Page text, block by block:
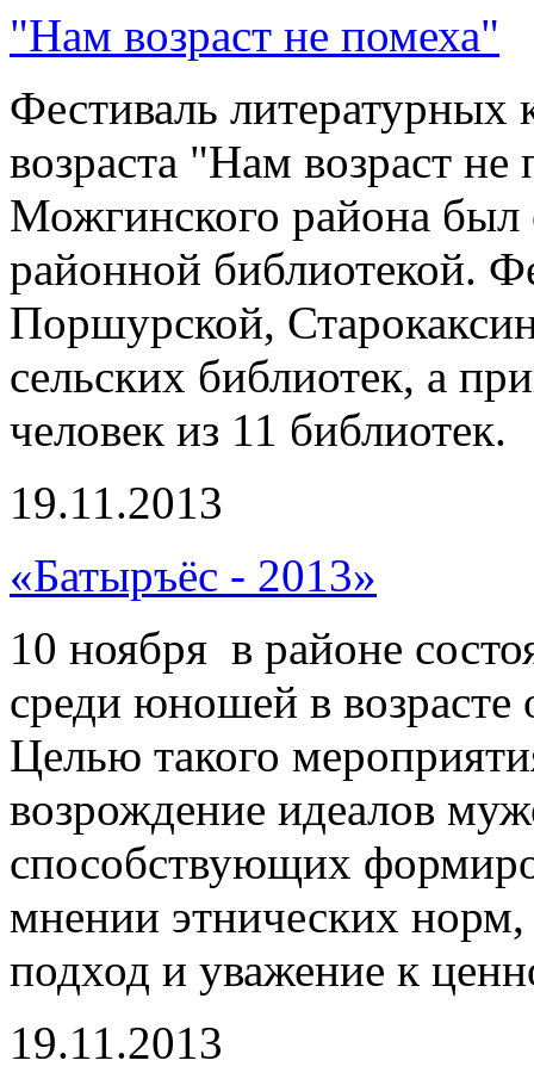
"Нам возраст не помеха"
Фестиваль литературных
возраста "Нам возраст
Можгинского района был
районной библиотекой.
Поршурской,
сельских библиотек, а
человек из 11 библиотек.
19.11.2013
«Батыръёс - 2013»
10 ноября в районе
среди юношей в возрасте
Целью такого
возрождение идеалов
способствующих
мнении этнических
подход и уважение к
19.11.2013